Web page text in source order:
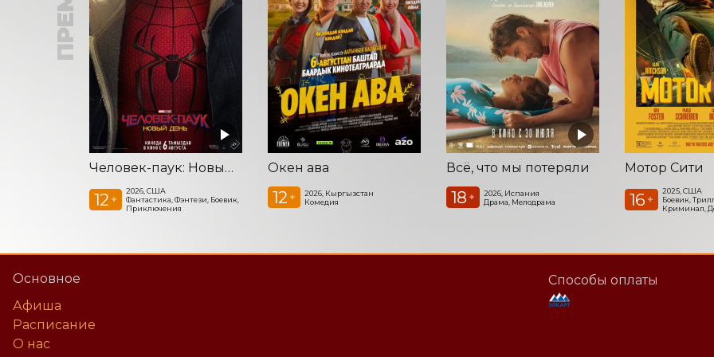
Человек-паук: Новый день
12 +
2026, США
Фантастика, Фэнтези, Боевик,
Приключения
Окен ава
12 +
2026, Кыргызстан
Комедия
Всё, что мы потеряли
18 +
2026, Испания
Драма, Мелодрама
Мотор Сити
16 +
2025, США
Боевик,
Криминал,
Основное
Афиша
Расписание
О нас
Способы оплаты